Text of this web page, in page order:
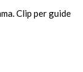
Clip per guide